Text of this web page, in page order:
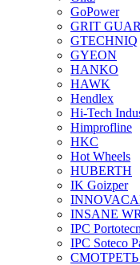
GoPower
GRIT
GTECHNIQ
GYEON
HANKO
HAWK
Hendlex
Hi-Tech
Himprofline
HKC
Hot Wheels
HUBERTH
IK Goizper
INSANE
IPC
IPC Soteco
СМОТРЕТЬ